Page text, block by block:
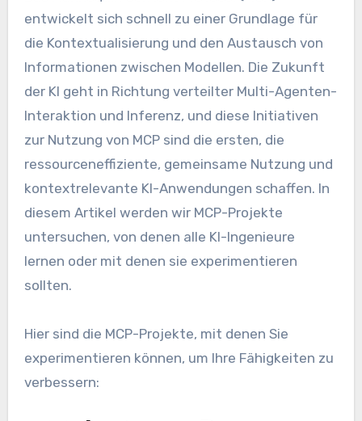
entwickelt sich schnell zu einer Grundlage für
die Kontextualisierung und den Austausch von
Informationen zwischen Modellen. Die Zukunft
der KI geht in Richtung verteilter Multi-Agenten-
Interaktion und Inferenz, und diese Initiativen
zur Nutzung von MCP sind die ersten, die
ressourceneffiziente, gemeinsame Nutzung und
kontextrelevante KI-Anwendungen schaffen. In
diesem Artikel werden wir MCP-Projekte
untersuchen, von denen alle KI-Ingenieure
lernen oder mit denen sie experimentieren
sollten.
Hier sind die MCP-Projekte, mit denen Sie
experimentieren können, um Ihre Fähigkeiten zu
verbessern: